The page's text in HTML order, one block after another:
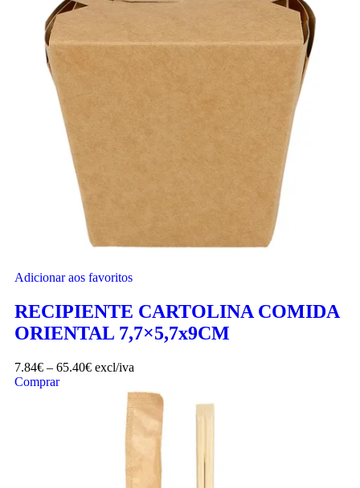
Adicionar aos favoritos
RECIPIENTE CARTOLINA COMIDA
ORIENTAL 7,7×5,7x9CM
7.84€ – 65.40€ excl/iva
Comprar